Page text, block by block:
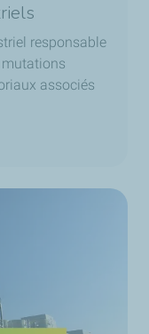
responsable
mutations
associés